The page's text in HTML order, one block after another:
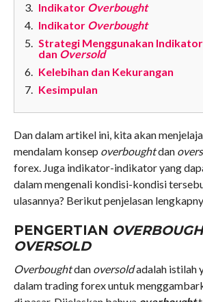
Indikator Overbought
Indikator Overbought
Strategi Menggunakan Indikator
dan Oversold
Kelebihan dan Kekurangan
Kesimpulan
Dan dalam artikel ini, kita akan
mendalam konsep overboughtdan
forex. Juga indikator-indikator yang
dalam mengenali kondisi-kondisi
ulasannya? Berikut penjelasan
PENGERTIAN
OVERSOLD
Overboughtdan oversoldadalah istilah
dalam trading forex untuk